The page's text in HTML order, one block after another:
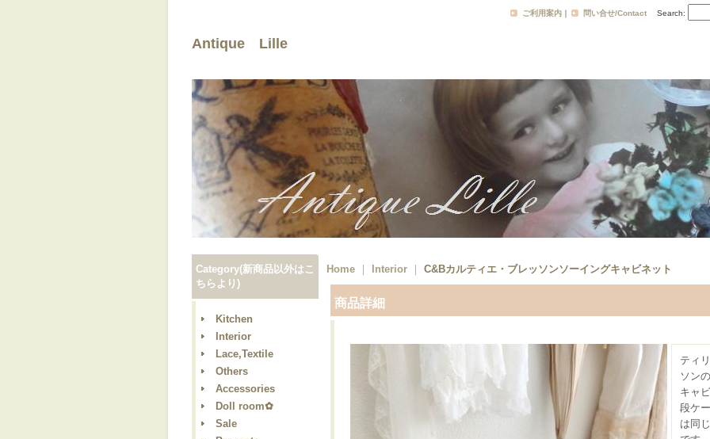
Antique Lille
ご利用案内 ｜ 問い合せ/Contact Search:
Category(新商品以外はこ
ちらより)
Kitchen
Interior
Lace,Textile
Others
Accessories
Doll room✿
Sale
Home Interior C&Bカルティエ・ブレッソンソーイングキャビネット
商品詳細
ティ
ソン
キャ
段ケ
は同